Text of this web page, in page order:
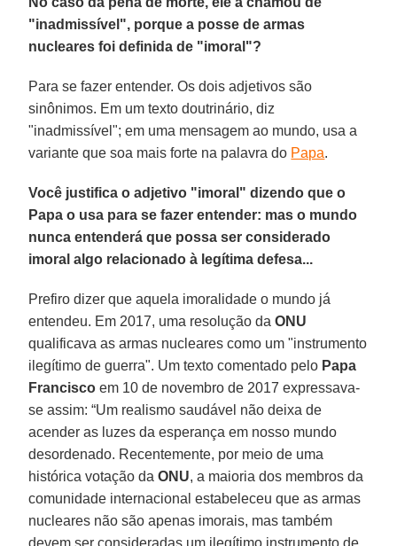
"inadmissível", porque a posse de armas
nucleares foi definida de "imoral"?
Para se fazer entender. Os dois adjetivos são
sinônimos. Em um texto doutrinário, diz
"inadmissível"; em uma mensagem ao mundo, usa a
variante que soa mais forte na palavra do Papa.
Você justifica o adjetivo "imoral" dizendo que o
Papa o usa para se fazer entender: mas o mundo
nunca entenderá que possa ser considerado
imoral algo relacionado à legítima defesa...
Prefiro dizer que aquela imoralidade o mundo já
entendeu. Em 2017, uma resolução daONU
qualificava as armas nucleares como um "instrumento
ilegítimo de guerra". Um texto comentado pelo Papa
Francisco em 10 de novembro de 2017 expressava-
se assim: “Um realismo saudável não deixa de
acender as luzes da esperança em nosso mundo
desordenado. Recentemente, por meio de uma
histórica votação daONU, a maioria dos membros da
comunidade internacional estabeleceu que as armas
nucleares não são apenas imorais, mas também
devem ser consideradas um ilegítimo instrumento de